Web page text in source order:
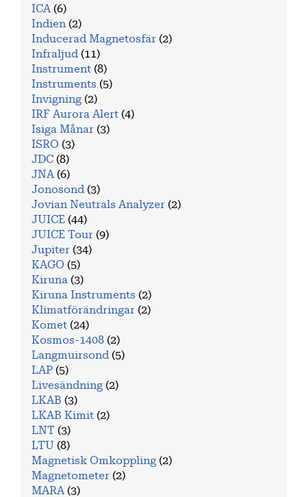
ICA (6)
Indien (2)
Inducerad Magnetosfär (2)
Infraljud (11)
Instrument (8)
Instruments (5)
Invigning (2)
IRF Aurora Alert (4)
Isiga Månar (3)
ISRO (3)
JDC (8)
JNA (6)
Jonosond (3)
Jovian Neutrals Analyzer (2)
JUICE (44)
JUICE Tour (9)
Jupiter (34)
KAGO (5)
Kiruna (3)
Kiruna Instruments (2)
Klimatförändringar (2)
Komet (24)
Kosmos-1408 (2)
Langmuirsond (5)
LAP (5)
Livesändning (2)
LKAB (3)
LKAB Kimit (2)
LNT (3)
LTU (8)
Magnetisk Omkoppling (2)
Magnetometer (2)
MARA (3)